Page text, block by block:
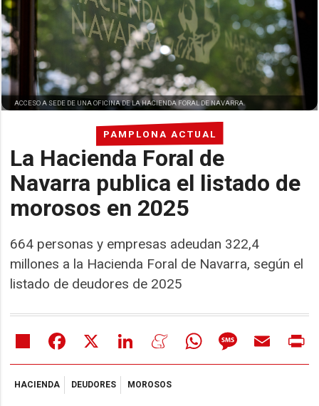
PAMPLONA ACTUAL
La Hacienda Foral de
Navarra publica el listado de
morosos en 2025
664 personas y empresas adeudan 322,4
millones a la Hacienda Foral de Navarra, según el
listado de deudores de 2025
ACCESO A SEDE DE UNA OFICINA DE LA HACIENDA FORAL DE NAVARRA.
Share Facebook LinkedIn MeneameWhatsAppMessageEmail
HACIENDA DEUDORES MOROSOS